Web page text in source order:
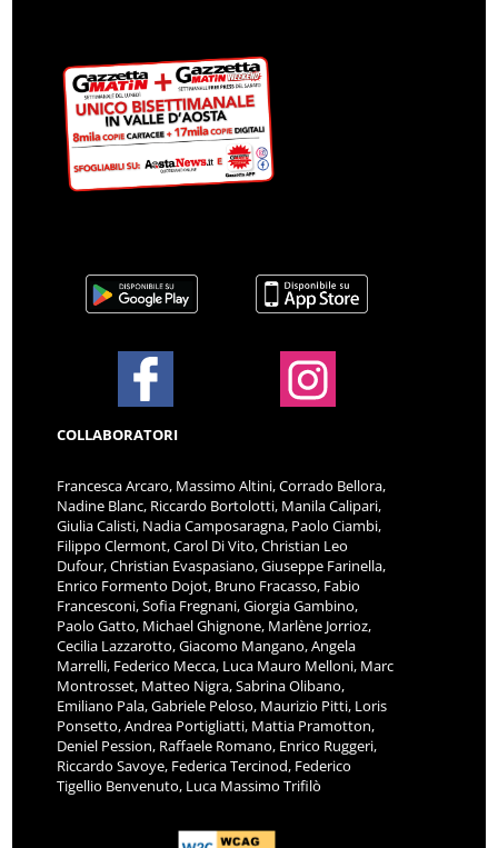
COLLABORATORI
Francesca Arcaro, Massimo Altini, Corrado Bellora,
Nadine Blanc, Riccardo Bortolotti, Manila Calipari,
Giulia Calisti, Nadia Camposaragna, Paolo Ciambi,
Filippo Clermont, Carol Di Vito, Christian Leo
Dufour, Christian Evaspasiano, Giuseppe Farinella,
Enrico Formento Dojot, Bruno Fracasso, Fabio
Francesconi, Sofia Fregnani, Giorgia Gambino,
Paolo Gatto, Michael Ghignone, Marlène Jorrioz,
Cecilia Lazzarotto, Giacomo Mangano, Angela
Marrelli, Federico Mecca, Luca Mauro Melloni, Marc
Montrosset, Matteo Nigra, Sabrina Olibano,
Emiliano Pala, Gabriele Peloso, Maurizio Pitti, Loris
Ponsetto, Andrea Portigliatti, Mattia Pramotton,
Deniel Pession, Raffaele Romano, Enrico Ruggeri,
Riccardo Savoye, Federica Tercinod, Federico
Tigellio Benvenuto, Luca Massimo Trifilò